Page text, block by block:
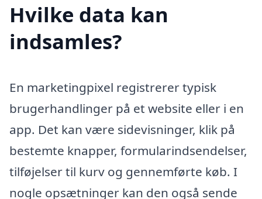
Hvilke data kan
indsamles?
En marketingpixel registrerer typisk
brugerhandlinger på et website eller i en
app. Det kan være sidevisninger, klik på
bestemte knapper, formularindsendelser,
tilføjelser til kurv og gennemførte køb. I
nogle opsætninger kan den også sende